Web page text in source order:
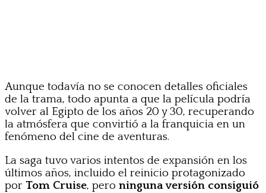
Aunque todavía no se conocen detalles oficiales
de la trama, todo apunta a que la película podría
volver al Egipto de los años 20 y 30, recuperando
la atmósfera que convirtió a la franquicia en un
fenómeno del cine de aventuras.
La saga tuvo varios intentos de expansión en los
últimos años, incluido el reinicio protagonizado
por Tom Cruise, pero ninguna versión consiguió